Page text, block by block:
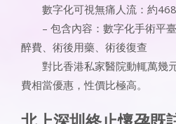
數字化可視無痛人流：約
– 包含內容：數字化手術平
醉費、術後用藥、術後復查
對比香港私家醫院動輒萬幾
費相當優惠，性價比極高。